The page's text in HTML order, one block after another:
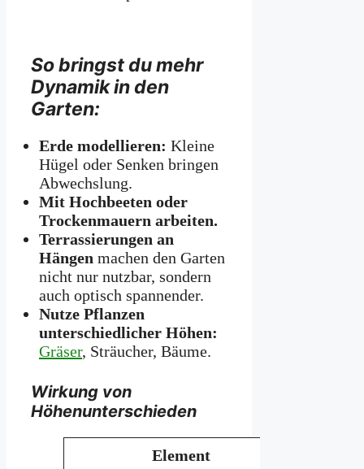
So bringst du mehr
Dynamik in den
Garten:
Erde modellieren: Kleine
Hügel oder Senken bringen
Abwechslung.
Mit Hochbeeten oder
Trockenmauern arbeiten.
Terrassierungen an
Hängen machen den Garten
nicht nur nutzbar, sondern
auch optisch spannender.
Nutze Pflanzen
unterschiedlicher Höhen:
Gräser, Sträucher, Bäume.
Wirkung von
Höhenunterschieden
Element